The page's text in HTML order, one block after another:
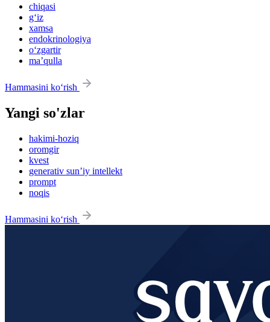
chiqasi
g‘iz
xamsa
endokrinologiya
o‘zgartir
maʼqulla
Hammasini ko‘rish
Yangi so'zlar
hakimi-hoziq
oromgir
kvest
generativ sun’iy intellekt
prompt
noqis
Hammasini ko‘rish